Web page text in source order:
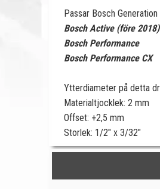
Passar Bosch
Bosch Active (före 2018)
Bosch Performance
Bosch Performance CX
Ytterdiameter på detta
Materialtjocklek: 2 mm
Offset: +2,5 mm
Storlek: 1/2" x 3/32"